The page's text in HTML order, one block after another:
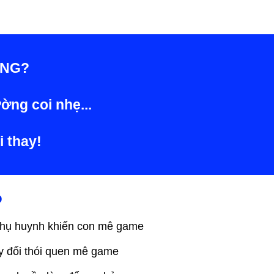
coi nhẹ...
thay!
huynh khiến con mê game
đổi thói quen mê game